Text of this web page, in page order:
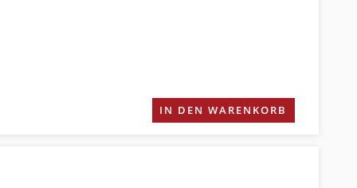
IN DEN WARENKORB